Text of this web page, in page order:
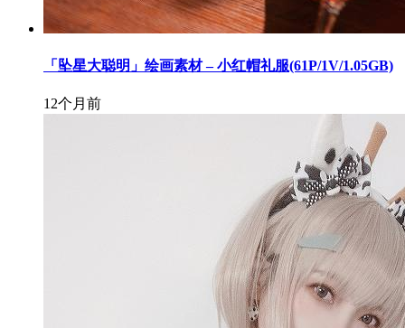
「坠星大聪明」绘画素材 – 小红帽礼服(61P/1V/1.05GB)
12个月前